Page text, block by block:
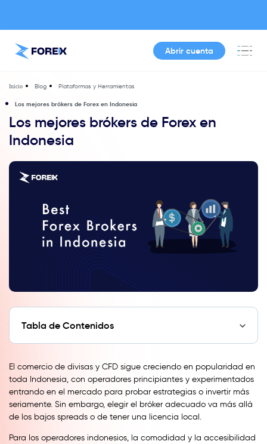
Abrir cuenta
Inicio Blog Plataformas y Herramientas
Los mejores brókers de Forex en Indonesia
Los mejores brókers de Forex en
Indonesia
Tabla de Contenidos
El comercio de divisas y CFD sigue creciendo en popularidad en
toda Indonesia, con operadores principiantes y experimentados
entrando en el mercado para probar estrategias o invertir más
seriamente. Sin embargo, elegir el bróker adecuado va más allá
de los bajos spreads o de tener una licencia local.
Para los operadores indonesios, la comodidad y la accesibilidad